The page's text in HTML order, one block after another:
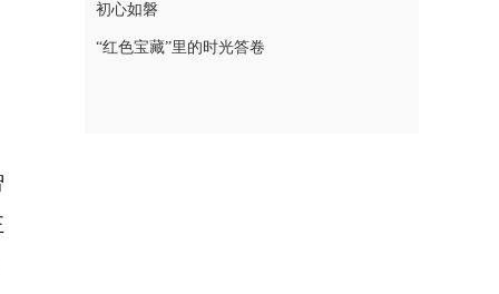
初心如磐
“红色宝藏”里的时光答卷